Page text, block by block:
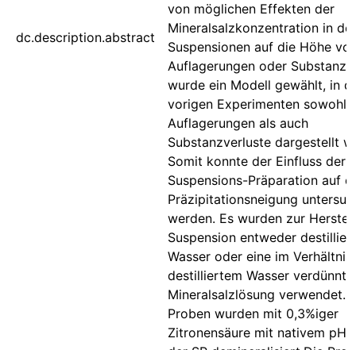
dc.description.abstract
von möglichen Effekten der
Mineralsalzkonzentration in
Suspensionen auf die Höhe
Auflagerungen oder
wurde ein Modell gewählt, in
vorigen Experimenten sowohl
Auflagerungen als auch
Substanzverluste dargestellt
Somit konnte der Einfluss der
Suspensions-Präparation auf
Präzipitationsneigung
werden. Es wurden zur
Suspension entweder
Wasser oder eine im Verhältnis
destilliertem Wasser verdünnte
Mineralsalzlösung verwendet.
Proben wurden mit 0,3%iger
Zitronensäure mit nativem pH-